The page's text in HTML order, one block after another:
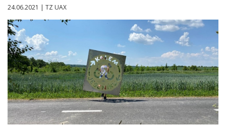
24.06.2021 | TZ UAX